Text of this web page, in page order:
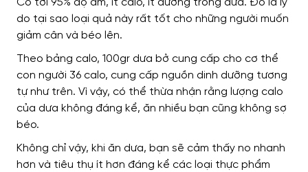
Có tới 95% độ ẩm, ít calo, ít đường trong dưa. Đó là lý
do tại sao loại quả này rất tốt cho những người muốn
giảm cân và béo lên.
Theo bảng calo, 100gr dưa bở cung cấp cho cơ thể
con người 36 calo, cung cấp nguồn dinh dưỡng tương
tự như trên. Vì vậy, có thể thừa nhận rằng lượng calo
của dưa không đáng kể, ăn nhiều bạn cũng không sợ
béo.
Không chỉ vậy, khi ăn dưa, bạn sẽ cảm thấy no nhanh
hơn và tiêu thụ ít hơn đáng kể các loại thực phẩm